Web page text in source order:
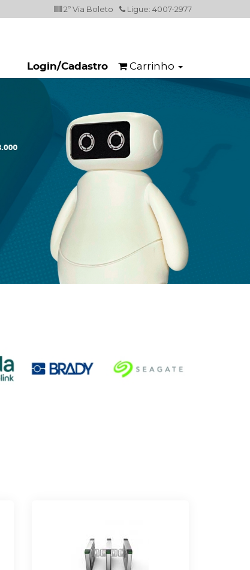
Ligue: 4007-2977
2º Via Boleto
Login/Cadastro Carrinho